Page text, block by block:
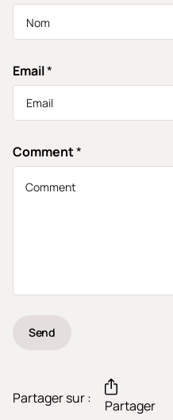
Email*
Comment*
Send
Partager sur : Partager